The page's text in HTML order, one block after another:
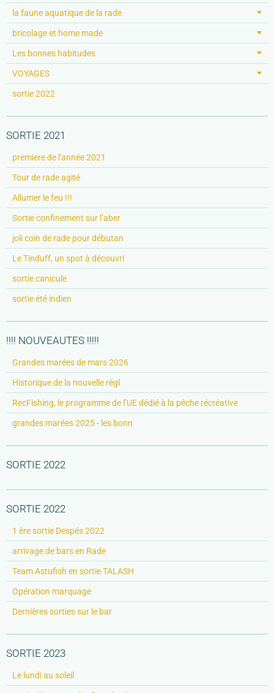
la faune aquatique de la rade
bricolage et home made
Les bonnes habitudes
VOYAGES
sortie 2022
SORTIE 2021
premiere de l'année 2021
Tour de rade agité
Allumer le feu !!!
Sortie confinement sur l’aber
joli coin de rade pour débutan
Le Tinduff, un spot à découvri
sortie canicule
sortie été indien
!!!! NOUVEAUTES !!!!!
Grandes marées de mars 2026
Historique de la nouvelle régl
RecFishing, le programme de l’UE dédié à la pêche récréative
grandes marées 2025 - les bonn
SORTIE 2022
SORTIE 2022
1 ère sortie Despés 2022
arrivage de bars en Rade
Team Astufish en sortie TALASH
Opération marquage
Dernières sorties sur le bar
SORTIE 2023
Le lundi au soleil